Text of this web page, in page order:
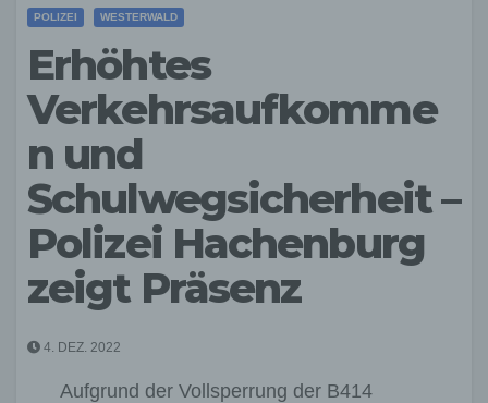
POLIZEI WESTERWALD
Erhöhtes
Verkehrsaufkomme
n und
Schulwegsicherheit –
Polizei Hachenburg
zeigt Präsenz
4. DEZ. 2022
Aufgrund der Vollsperrung der B414